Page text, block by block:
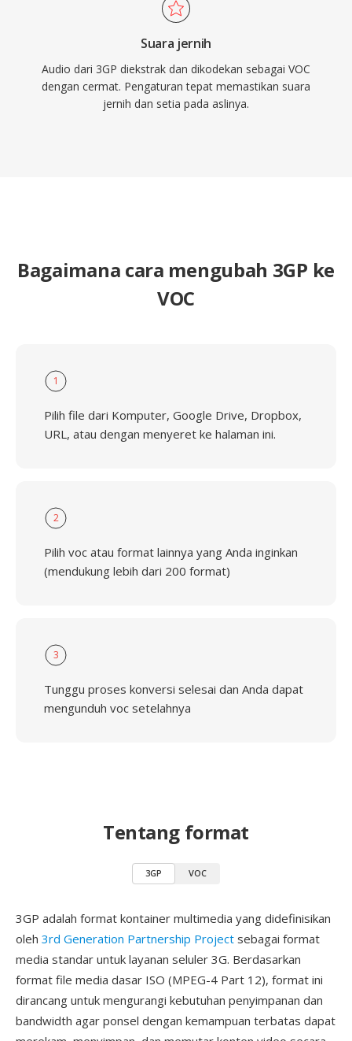
Suara jernih
Audio dari 3GP diekstrak dan dikodekan sebagai VOC
dengan cermat. Pengaturan tepat memastikan suara
jernih dan setia pada aslinya.
Bagaimana cara mengubah 3GP ke
VOC
1
Pilih file dari Komputer, Google Drive, Dropbox,
URL, atau dengan menyeret ke halaman ini.
2
Pilih voc atau format lainnya yang Anda inginkan
(mendukung lebih dari 200 format)
3
Tunggu proses konversi selesai dan Anda dapat
mengunduh voc setelahnya
Tentang format
3GP VOC
3GP adalah format kontainer multimedia yang didefinisikan
oleh 3rd Generation Partnership Project sebagai format
media standar untuk layanan seluler 3G. Berdasarkan
format file media dasar ISO (MPEG-4 Part 12), format ini
dirancang untuk mengurangi kebutuhan penyimpanan dan
bandwidth agar ponsel dengan kemampuan terbatas dapat